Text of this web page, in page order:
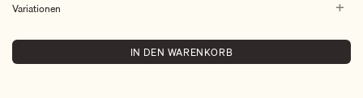
Variationen
IN DEN WARENKORB